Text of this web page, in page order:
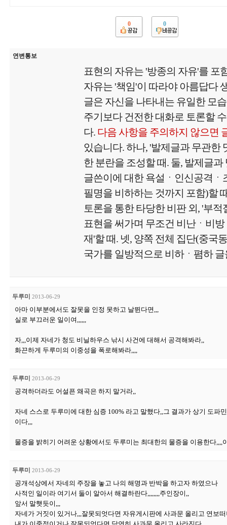
0 0
연변통보
표현의 자유는 '방종의 자유'를 포
자유는 '책임'이 따라야 아름답다
글은 자신을 나타내는 유일한 모
주기보다 건전한 대화로 토론할
다. 다음 사항을 주의하지 않으면
있습니다. 하나, '발제글과 무관한
한 분란을 조성할 때. 둘, 발제글
글쓴이에 대한 욕설ㆍ인신공격ㆍ
필명을 비하하는 것까지 포함)할
토론을 통한 타당한 비판 외, '부
표현을 써가며 무조건 비난ㆍ비
재'할 때. 넷, 양쪽 전체 집단(중국
국가를 일방적으로 비하ㆍ폄하 글
두루미 2013-06-29
아마 이부분에서도 잘못을 인정 못하고 날뛴다면,,,
실로 부끄러운 일이여,,,,,,
자,,,이제 자네가 청도 비닐하우스 낚시 사건에 대해서 공격해봐라,,
화끈하게 두루미의 이중성을 폭로해봐라,,,,
두루미 2013-06-29
공격하더라도 어설픈 왜곡은 하지 말거라,,
자네 스스로 두루미에 대한 심증 100% 라고 말했다,,그 결과가 상기 도파
이다,,,
물증을 밝히기 어려운 상황에서도 두루미는 최대한의 물증을 이용한다,,,,
두루미 2013-06-29
공개석상에서 자네의 주장을 놓고 나의 해명과 반박을 하고자 하였으나
사적인 일이라 여기서 둘이 알아서 해결하란다,,,,,,,,주인장이,,
앞서 말햇듯이,,,
자네가 거짓이 있거나,,,잘못되엇다면 자유게시판에 사과문 올리고 연보떠